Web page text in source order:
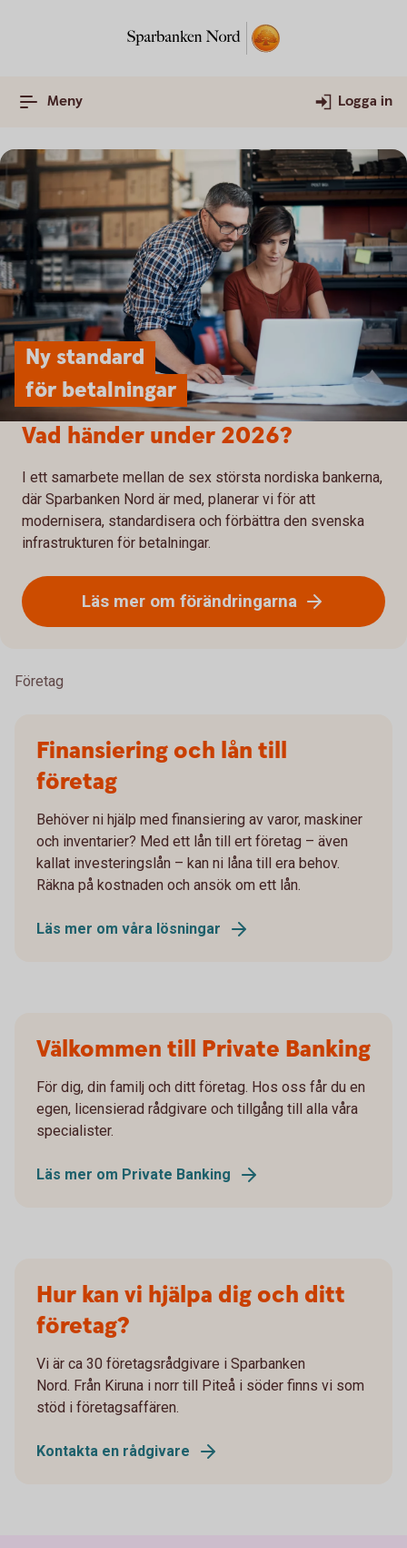
Meny Logga in
Ny standard
för betalningar
Vad händer under 2026?
I ett samarbete mellan de sex största nordiska bankerna,
där Sparbanken Nord är med, planerar vi för att
modernisera, standardisera och förbättra den svenska
infrastrukturen för betalningar.
Läs mer om förändringarna
Företag
Finansiering och lån till
företag
Behöver ni hjälp med finansiering av varor, maskiner
och inventarier? Med ett lån till ert företag – även
kallat investeringslån – kan ni låna till era behov.
Räkna på kostnaden och ansök om ett lån.
Läs mer om våra lösningar
Välkommen till Private Banking
För dig, din familj och ditt företag. Hos oss får du en
egen, licensierad rådgivare och tillgång till alla våra
specialister.
Läs mer om Private Banking
Hur kan vi hjälpa dig och ditt
företag?
Vi är ca 30 företagsrådgivare i Sparbanken
Nord. Från Kiruna i norr till Piteå i söder finns vi som
stöd i företagsaffären.
Kontakta en rådgivare